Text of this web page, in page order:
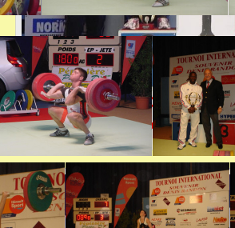
1ère Kathleen SCHÖPPE
CHIQUET (France) et 3ème